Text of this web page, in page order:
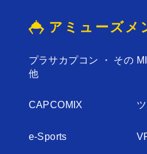
アミューズメ
プラサカプコン ・ その
他
CAPCOMIX
e-Sports